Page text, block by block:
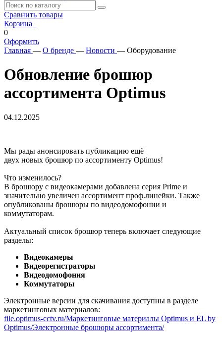
Сравнить товары
Корзина
0
Оформить
Главная — О бренде — Новости — Оборудование
Обновление брошюр
ассортимента Optimus
04.12.2025
Мы рады анонсировать публикацию ещё
двух новых брошюр по ассортименту Optimus!
Что изменилось?
В брошюру с видеокамерами добавлена серия Prime и
значительно увеличен ассортимент проф.линейки. Также
опубликованы брошюры по видеодомофонии и
коммутаторам.
Актуальный список брошюр теперь включает следующие
разделы:
Видеокамеры
Видеорегистраторы
Видеодомофония
Коммутаторы
Электронные версии для скачивания доступны в разделе
маркетинговых материалов:
file.optimus-cctv.ru/Маркетинговые материалы Optimus и EL by
Optimus/Электронные брошюры ассортимента/